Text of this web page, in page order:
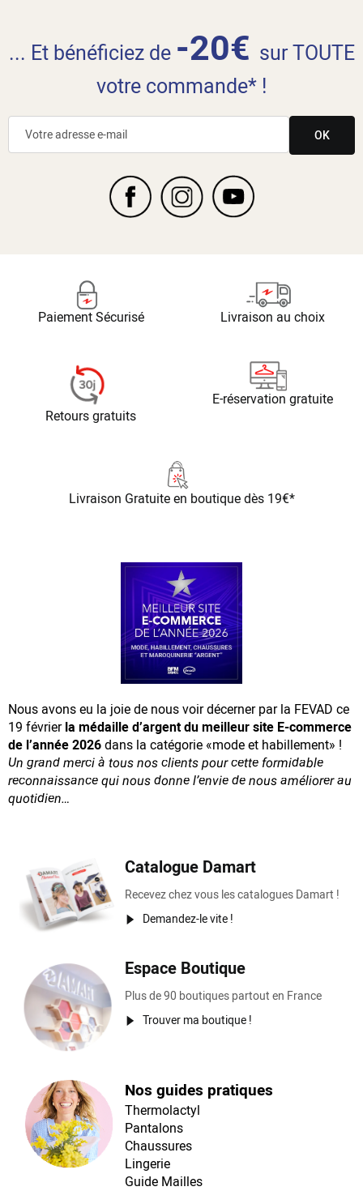
... Et bénéficiez de -20€ sur TOUTE
votre commande* !
OK
Paiement Sécurisé Livraison au choix
Retours gratuits
E-réservation gratuite
Livraison Gratuiteen boutique dès 19€*
Nous avons eu la joie de nous voir décerner par la FEVAD ce
19 févrierla médaille d’argent du meilleur site E-commerce
de l’année 2026dans la catégorie «mode et habillement» !
Un grand merci à tous nos clients pour cette formidable
reconnaissancequi nous donne l’envie de nous améliorer au
quotidien…
Catalogue Damart
Recevez chez vous les catalogues Damart !
Demandez-le vite !
Espace Boutique
Plus de 90 boutiques partout en France
Trouver ma boutique !
Nos guides pratiques
Thermolactyl
Pantalons
Chaussures
Lingerie
Guide Mailles